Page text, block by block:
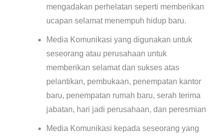
mengadakan perhelatan seperti memberikan
ucapan selamat menempuh hidup baru.
Media Komunikasi yang digunakan untuk
seseorang atau perusahaan untuk
memberikan selamat dan sukses atas
pelantikan, pembukaan, penempatan kantor
baru, penempatan rumah baru, serah terima
jabatan, hari jadi perusahaan, dan peresmian
Media Komunikasi kepada seseorang yang